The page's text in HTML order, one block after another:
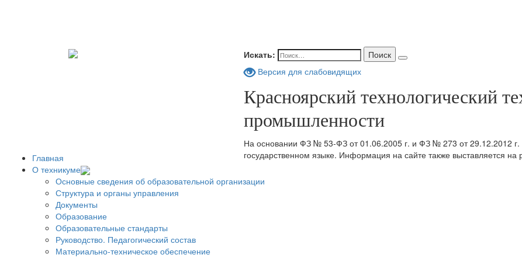
Искать:
Поиск
Версия для слабовидящих
Красноярский технологический
промышленности
На основании ФЗ № 53-ФЗ от 01.06.2005 г. и ФЗ № 273 от 29.12.2012 г.
государственном языке. Информация на сайте также выставляется на
Главная
О техникуме
Основные сведения об образовательной организации
Структура и органы управления
Документы
Образование
Образовательные стандарты
Руководство. Педагогический состав
Материально-техническое обеспечение